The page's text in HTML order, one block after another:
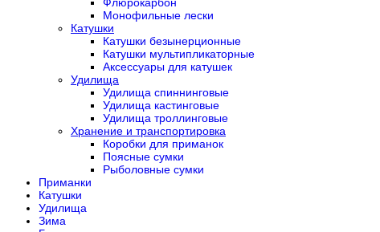
Монофильные лески
Катушки
Катушки безынерционные
Катушки мультипликаторные
Аксессуары для катушек
Удилища
Удилища спиннинговые
Удилища кастинговые
Удилища троллинговые
Хранение и транспортировка
Коробки для приманок
Поясные сумки
Рыболовные сумки
Приманки
Катушки
Удилища
Зима